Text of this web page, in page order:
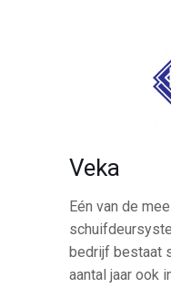
Veka
Eén van de
bedrijf bestaat
aantal jaar ook